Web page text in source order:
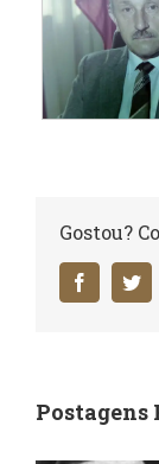
Gostou?
Facebook
Postagens